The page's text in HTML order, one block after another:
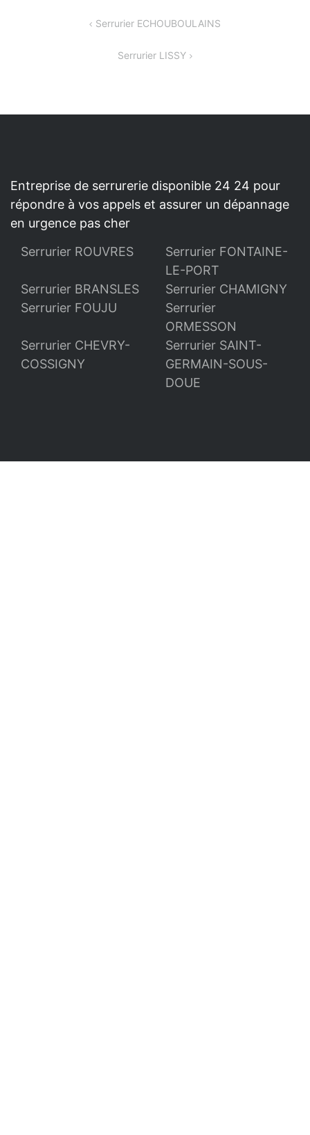
NAVIGATION Serrurier ECHOUBOULAINS
Serrurier LISSY
Entreprise de serrurerie disponible 24 24 pour
répondre à vos appels et assurer un dépannage
en urgence pas cher
Serrurier ROUVRES
Serrurier FONTAINE-
LE-PORT
Serrurier BRANSLES
Serrurier CHAMIGNY
Serrurier FOUJU
Serrurier
ORMESSON
Serrurier CHEVRY-
COSSIGNY
Serrurier SAINT-
GERMAIN-SOUS-
DOUE